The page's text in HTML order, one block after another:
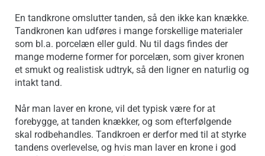
En tandkrone omslutter tanden, så den ikke kan knække.
Tandkronen kan udføres i mange forskellige materialer
som bl.a. porcelæn eller guld. Nu til dags findes der
mange moderne former for porcelæn, som giver kronen
et smukt og realistisk udtryk, så den ligner en naturlig og
intakt tand.
Når man laver en krone, vil det typisk være for at
forebygge, at tanden knækker, og som efterfølgende
skal rodbehandles. Tandkroen er derfor med til at styrke
tandens overlevelse, og hvis man laver en krone i god